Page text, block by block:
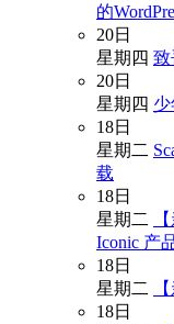
的
20日
星期四 致
20日
星期四
18日
星期二
载
18日
星期二
Iconic 产
18日
星期二
18日